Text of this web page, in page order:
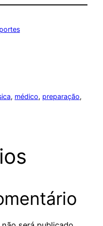
, médico, preparação